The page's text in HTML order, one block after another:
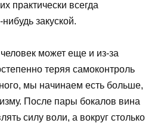
практически всегда
закуской.
может еще и из-за
теряя самоконтроль
мы начинаем есть больше,
После пары бокалов вина
силу воли, а вокруг столько